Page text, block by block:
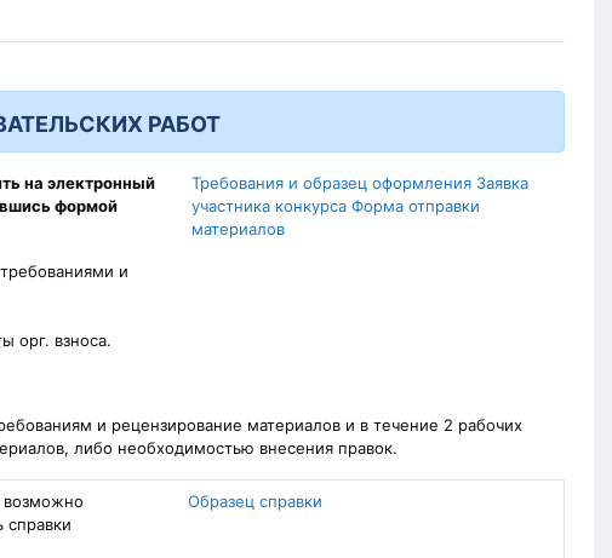
РАБОТ
на электронный
формой
и
орг. взноса.
Требования и образец оформления Заявка
участника конкурса Форма отправки
материалов
и рецензирование материалов и в течение 2 рабочих
либо необходимостью внесения правок.
возможно
справки
Образец справки